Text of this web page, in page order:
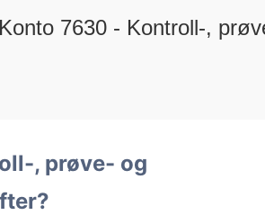
, prøve- og